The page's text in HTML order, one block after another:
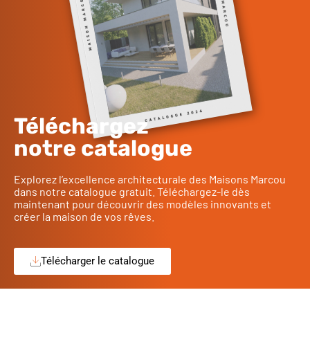
Téléchargez
notre catalogue
Explorez l’excellence architecturale des Maisons Marcou
dans notre catalogue gratuit. Téléchargez-le dès
maintenant pour découvrir des modèles innovants et
créer la maison de vos rêves.
Télécharger le catalogue